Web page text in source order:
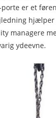
porte er et
managere
ydeevne.